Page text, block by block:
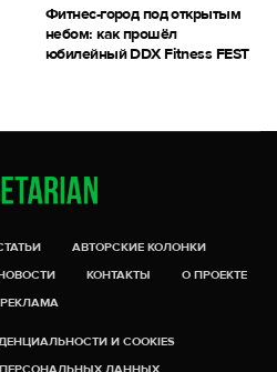
Фитнес-город под открытым
небом: как прошёл
юбилейный DDX Fitness FEST
АВТОРСКИЕ КОЛОНКИ
КОНТАКТЫ
О ПРОЕКТЕ
РЕКЛАМА
И COOKIES